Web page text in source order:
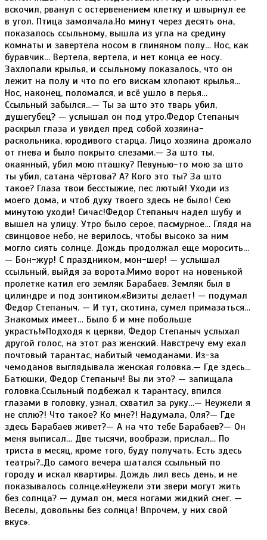
вскочил, рванул с остервенением клетку и швырнул ее
в угол. Птица замолчала.Но минут через десять она,
показалось ссыльному, вышла из угла на средину
комнаты и завертела носом в глиняном полу… Нос, как
буравчик… Вертела, вертела, и нет конца ее носу.
Захлопали крылья, и ссыльному показалось, что он
лежит на полу и что по его вискам хлопают крылья…
Нос, наконец, поломался, и всё ушло в перья…
Ссыльный забылся…— Ты за што это тварь убил,
душегубец? — услышал он под утро.Федор Степаныч
раскрыл глаза и увидел пред собой хозяина-
раскольника, юродивого старца. Лицо хозяина дрожало
от гнева и было покрыто слезами.— За што ты,
окаянный, убил мою пташку? Певунью-то мою за што
ты убил, сатана чёртова? А? Кого это ты? За што
такое? Глаза твои бесстыжие, пес лютый! Уходи из
моего дома, и чтоб духу твоего здесь не было! Сею
минутою уходи! Сичас!Федор Степаныч надел шубу и
вышел на улицу. Утро было серое, пасмурное… Глядя на
свинцовое небо, не верилось, чтобы высоко за ним
могло сиять солнце. Дождь продолжал еще моросить…
— Бон-жур! С праздником, мон-шер! — услышал
ссыльный, выйдя за ворота.Мимо ворот на новенькой
пролетке катил его земляк Барабаев. Земляк был в
цилиндре и под зонтиком.«Визиты делает! — подумал
Федор Степаныч. — И тут, скотина, сумел примазаться…
Знакомых имеет… Было б и мне побольше
украсть!»Подходя к церкви, Федор Степаныч услыхал
другой голос, на этот раз женский. Навстречу ему ехал
почтовый тарантас, набитый чемоданами. Из-за
чемоданов выглядывала женская головка.— Где здесь…
Батюшки, Федор Степаныч! Вы ли это? — запищала
головка.Ссыльный подбежал к тарантасу, впился
глазами в головку, узнал, схватил за руку…— Неужели я
не сплю?! Что такое? Ко мне?! Надумала, Оля?— Где
здесь Барабаев живет?— А на что тебе Барабаев?— Он
меня выписал… Две тысячи, вообрази, прислал… По
триста в месяц, кроме того, буду получать. Есть здесь
театры?..До самого вечера шатался ссыльный по
городу и искал квартиры. Дождь лил весь день, и не
показывалось солнце.«Неужели эти звери могут жить
без солнца? — думал он, меся ногами жидкий снег. —
Веселы, довольны без солнца! Впрочем, у них свой
вкус».